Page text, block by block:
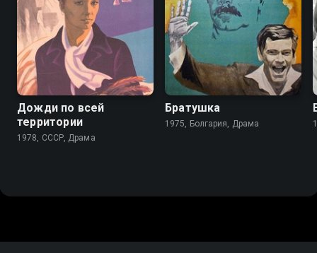
Дожди по всей
территории
1978, СССР, Драма
6.9
Братушка
1975, Болгария, Драма